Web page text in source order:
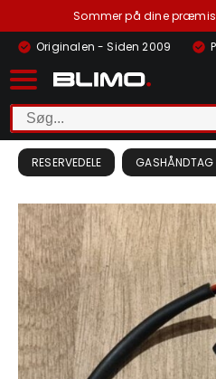
Sommer på dine
Originalen - Siden 2009
RESERVEDELE GASHÅNDTAG